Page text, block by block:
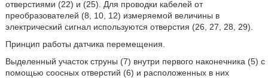
отверстиями (22) и (25). Для проводки кабелей от
преобразователей (8, 10, 12) измеряемой величины в
электрический сигнал используются отверстия (26, 27, 28, 29).
Принцип работы датчика перемещения.
Выделенный участок струны (7) внутри первого наконечника (5) с
помощью соосных отверстий (6) и расположенных в них